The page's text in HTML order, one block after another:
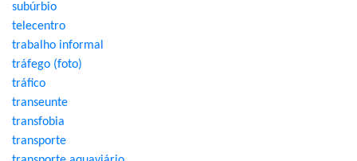
subúrbio
telecentro
trabalho informal
tráfego (foto)
tráfico
transeunte
transfobia
transporte